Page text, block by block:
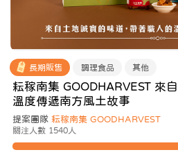
長期販售 調理食品 其他
耘稼南集 GOODHARVEST 來
溫度傳遞南方風土故事
提案團隊 耘稼南集 GOODHARVEST
關注人數 1540人